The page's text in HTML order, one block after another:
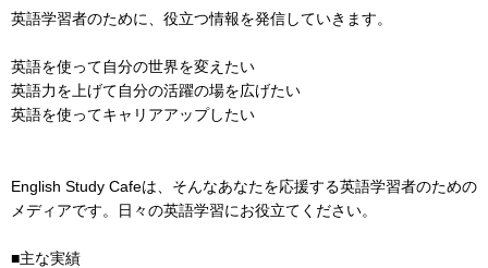
英語学習者のために、役立つ情報を発信していきます。
英語を使って自分の世界を変えたい
英語力を上げて自分の活躍の場を広げたい
英語を使ってキャリアアップしたい
English Study Cafeは、そんなあなたを応援する英語学習者のための
メディアです。日々の英語学習にお役立てください。
■主な実績